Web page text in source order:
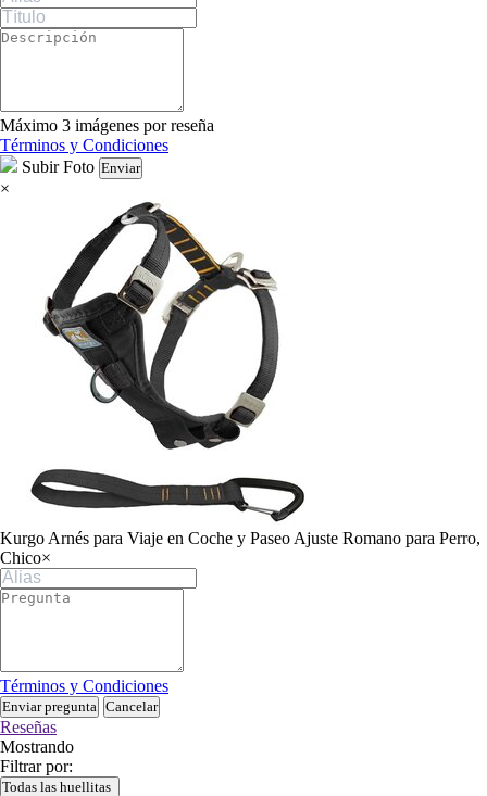
Máximo 3 imágenes por reseña
Términos y Condiciones
Subir Foto Enviar
×
Kurgo Arnés para Viaje en Coche y Paseo Ajuste Romano para Perro,
Chico×
Términos y Condiciones
Enviar pregunta Cancelar
Reseñas
Mostrando
Filtrar por:
Todas las huellitas